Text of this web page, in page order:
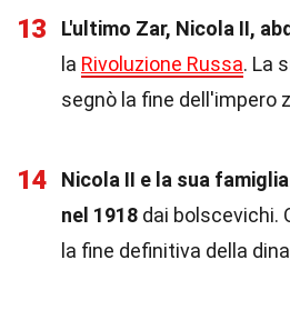
13 L'ultimo Zar, Nicola II,
la Rivoluzione Russa. La
segnò la fine dell'impero
14
Nicola II e la sua
nel 1918 dai bolscevichi.
la fine definitiva della